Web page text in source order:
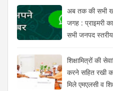
अब तक की सभी
जगह : प्राइमरी
सभी जनपद
शिक्षामित्रों की
करने सहित रखी
मिले एमएलसी व